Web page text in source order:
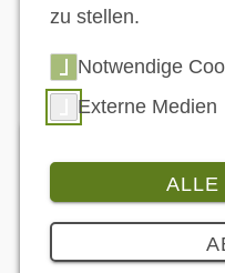
Geiwiz GmbH
zu stellen.
Notwendige
Externe Medien
ALLE